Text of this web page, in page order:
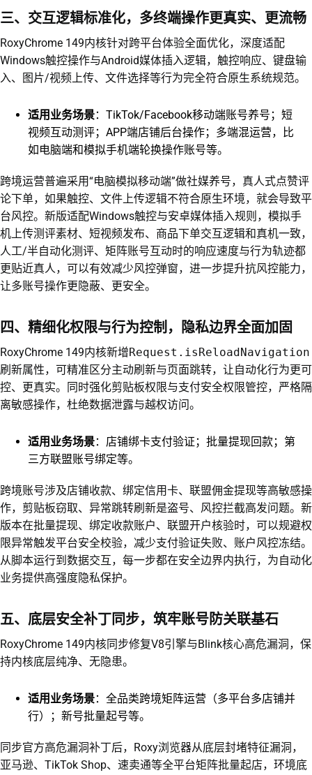
三、交互逻辑标准化，多终端操作更真实、更流畅
RoxyChrome 149内核针对跨平台体验全面优化，深度适配
Windows触控操作与Android媒体插入逻辑，触控响应、键盘输
入、图片/视频上传、文件选择等行为完全符合原生系统规范。
适用业务场景：TikTok/Facebook移动端账号养号；短
视频互动测评；APP端店铺后台操作；多端混运营，比
如电脑端和模拟手机端轮换操作账号等。
跨境运营普遍采用“电脑模拟移动端”做社媒养号，真人式点赞评
论下单，如果触控、文件上传逻辑不符合原生环境，就会导致平
台风控。新版适配Windows触控与安卓媒体插入规则，模拟手
机上传测评素材、短视频发布、商品下单交互逻辑和真机一致，
人工/半自动化测评、矩阵账号互动时的响应速度与行为轨迹都
更贴近真人，可以有效减少风控弹窗，进一步提升抗风控能力，
让多账号操作更隐蔽、更安全。
四、精细化权限与行为控制，隐私边界全面加固
RoxyChrome 149内核新增Request.isReloadNavigation
刷新属性，可精准区分主动刷新与页面跳转，让自动化行为更可
控、更真实。同时强化剪贴板权限与支付安全权限管控，严格隔
离敏感操作，杜绝数据泄露与越权访问。
适用业务场景：店铺绑卡支付验证；批量提现回款；第
三方联盟账号绑定等。
跨境账号涉及店铺收款、绑定信用卡、联盟佣金提现等高敏感操
作，剪贴板窃取、异常跳转刷新是盗号、风控拦截高发问题。新
版本在批量提现、绑定收款账户、联盟开户核验时，可以规避权
限异常触发平台安全校验，减少支付验证失败、账户风控冻结。
从脚本运行到数据交互，每一步都在安全边界内执行，为自动化
业务提供高强度隐私保护。
五、底层安全补丁同步，筑牢账号防关联基石
RoxyChrome 149内核同步修复V8引擎与Blink核心高危漏洞，保
持内核底层纯净、无隐患。
适用业务场景：全品类跨境矩阵运营（多平台多店铺并
行）；新号批量起号等。
同步官方高危漏洞补丁后，Roxy浏览器从底层封堵特征漏洞，
亚马逊、TikTok Shop、速卖通等全平台矩阵批量起店，环境底